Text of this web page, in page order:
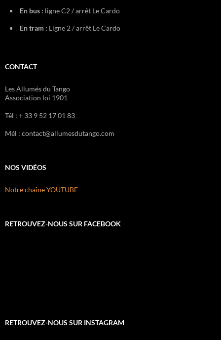
En bus : ligne C2 / arrêt Le Cardo
En tram : Ligne 2 / arrêt Le Cardo
CONTACT
Les Allumés du Tango
Association loi 1901
Tél : + 33 9 52 17 01 83
Mél : contact@allumesdutango.com
NOS VIDÉOS
Notre chaîne YOUTUBE
RETROUVEZ-NOUS SUR FACEBOOK
RETROUVEZ-NOUS SUR INSTAGRAM